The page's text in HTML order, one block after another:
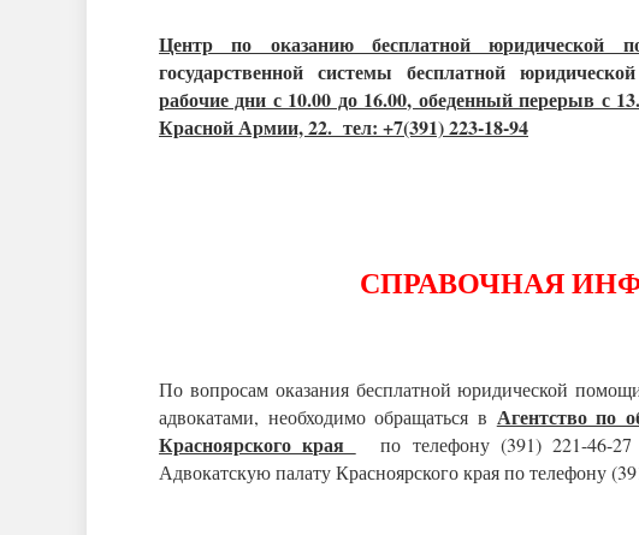
Центр по оказанию бесплатной юридической
государственной системы бесплатной
рабочие дни с 10.00 до 16.00, обеденный перерыв с
Красной Армии, 22. тел: +7(391) 223-18-94
СПРАВОЧНАЯ
По вопросам оказания бесплатной юридической
адвокатами, необходимо обращаться в Агентство по
Красноярского края
по телефону (391) 221-46-
Адвокатскую палату Красноярского края по телефону